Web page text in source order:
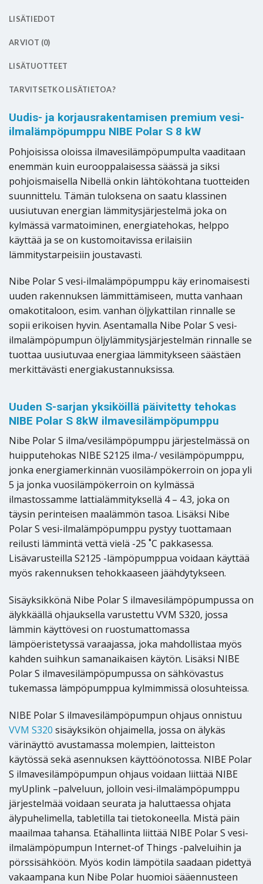
LISÄTIEDOT
ARVIOT (0)
LISÄTUOTTEET
TARVITSETKO LISÄTIETOA?
Uudis- ja korjausrakentamisen premium vesi-
ilmalämpöpumppu NIBE Polar S 8 kW
Pohjoisissa oloissa ilmavesilämpöpumpulta vaaditaan
enemmän kuin eurooppalaisessa säässä ja siksi
pohjoismaisella Nibellä onkin lähtökohtana tuotteiden
suunnittelu. Tämän tuloksena on saatu klassinen
uusiutuvan energian lämmitysjärjestelmä joka on
kylmässä varmatoiminen, energiatehokas, helppo
käyttää ja se on kustomoitavissa erilaisiin
lämmitystarpeisiin joustavasti.
Nibe Polar S vesi-ilmalämpöpumppu käy erinomaisesti
uuden rakennuksen lämmittämiseen, mutta vanhaan
omakotitaloon, esim. vanhan öljykattilan rinnalle se
sopii erikoisen hyvin. Asentamalla Nibe Polar S vesi-
ilmalämpöpumpun öljylämmitysjärjestelmän rinnalle se
tuottaa uusiutuvaa energiaa lämmitykseen säästäen
merkittävästi energiakustannuksissa.
Uuden S-sarjan yksiköillä päivitetty tehokas
NIBE Polar S 8kW ilmavesilämpöpumppu
Nibe Polar S ilma/vesilämpöpumppu järjestelmässä on
huipputehokas NIBE S2125 ilma-/ vesilämpöpumppu,
jonka energiamerkinnän vuosilämpökerroin on jopa yli
5 ja jonka vuosilämpökerroin on kylmässä
ilmastossamme lattialämmityksellä 4 – 4.3, joka on
täysin perinteisen maalämmön tasoa. Lisäksi Nibe
Polar S vesi-ilmalämpöpumppu pystyy tuottamaan
reilusti lämmintä vettä vielä -25 ˚C pakkasessa.
Lisävarusteilla S2125 -lämpöpumppua voidaan käyttää
myös rakennuksen tehokkaaseen jäähdytykseen.
Sisäyksikkönä Nibe Polar S ilmavesilämpöpumpussa on
älykkäällä ohjauksella varustettu VVM S320, jossa
lämmin käyttövesi on ruostumattomassa
lämpöeristetyssä varaajassa, joka mahdollistaa myös
kahden suihkun samanaikaisen käytön. Lisäksi NIBE
Polar S ilmavesilämpöpumpussa on sähkövastus
tukemassa lämpöpumppua kylmimmissä olosuhteissa.
NIBE Polar S ilmavesilämpöpumpun ohjaus onnistuu
VVM S320 sisäyksikön ohjaimella, jossa on älykäs
värinäyttö avustamassa molempien, laitteiston
käytössä sekä asennuksen käyttöönotossa. NIBE Polar
S ilmavesilämpöpumpun ohjaus voidaan liittää NIBE
myUplink –palveluun, jolloin vesi-ilmalämpöpumppu
järjestelmää voidaan seurata ja haluttaessa ohjata
älypuhelimella, tabletilla tai tietokoneella. Mistä päin
maailmaa tahansa. Etähallinta liittää NIBE Polar S vesi-
ilmalämpöpumpun Internet-of Things -palveluihin ja
pörssisähköön. Myös kodin lämpötila saadaan pidettyä
vakaampana kun Nibe Polar huomioi sääennusteen